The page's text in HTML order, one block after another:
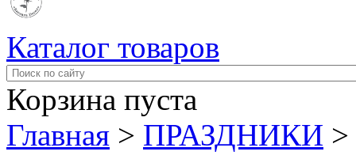
Каталог товаров
Корзина пуста
Главная > ПРАЗДНИКИ >